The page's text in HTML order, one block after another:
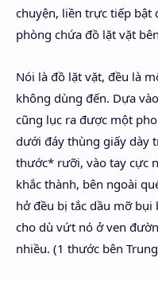
chuyện, liền trực tiếp bật
phòng chứa đồ lặt vặt
Nói là đồ lặt vặt, đều là
không dùng đến. Dựa
cũng lục ra được một
dưới đáy thùng giấy dày
thước* rưỡi, vào tay cực
khắc thành, bên ngoài
hở đều bị tắc dầu mỡ bụi
cho dù vứt nó ở ven
nhiều. (1 thước bên